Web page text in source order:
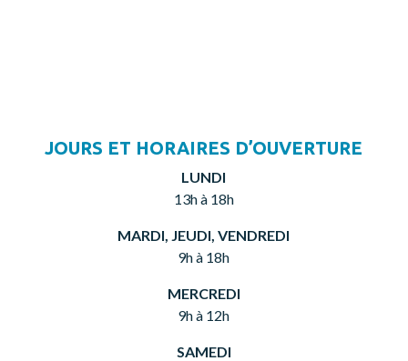
JOURS ET HORAIRES D’OUVERTURE
LUNDI
13h à 18h
MARDI, JEUDI, VENDREDI
9h à 18h
MERCREDI
9h à 12h
SAMEDI